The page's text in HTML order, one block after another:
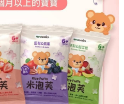
提供之「AFTEE先享後付」服務完成之交
個人資料，並將交易相關給付款項請求債
覽以下網址：
定代理人或監護人之同意方可使用
意申辦者引起之損失，本公司不負相關責
將依據個別帳號之用戶狀況，依本公司即
有額度不足之情形，本公司將視審查結果
他人資訊註冊。若發現惡意使用之情形，
上)免運費
上)免運費